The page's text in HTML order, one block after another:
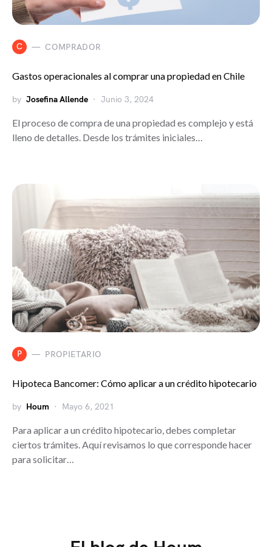
C COMPRADOR
Gastos operacionales al comprar una propiedad en Chile
by Josefina Allende Junio 3, 2024
El proceso de compra de una propiedad es complejo y está
lleno de detalles. Desde los trámites iniciales…
P PROPIETARIO
Hipoteca Bancomer: Cómo aplicar a un crédito hipotecario
by Houm Mayo 6, 2021
Para aplicar a un crédito hipotecario, debes completar
ciertos trámites. Aquí revisamos lo que corresponde hacer
para solicitar…